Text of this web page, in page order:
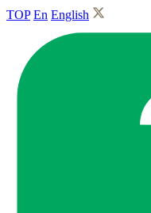
TOP En English